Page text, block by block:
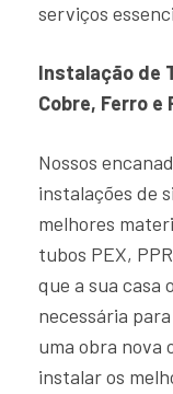
serviços
Instalação de
Cobre, Ferro e
Nossos
instalações de
melhores
tubos PEX,
que a sua
necessária
uma obra nova
instalar os